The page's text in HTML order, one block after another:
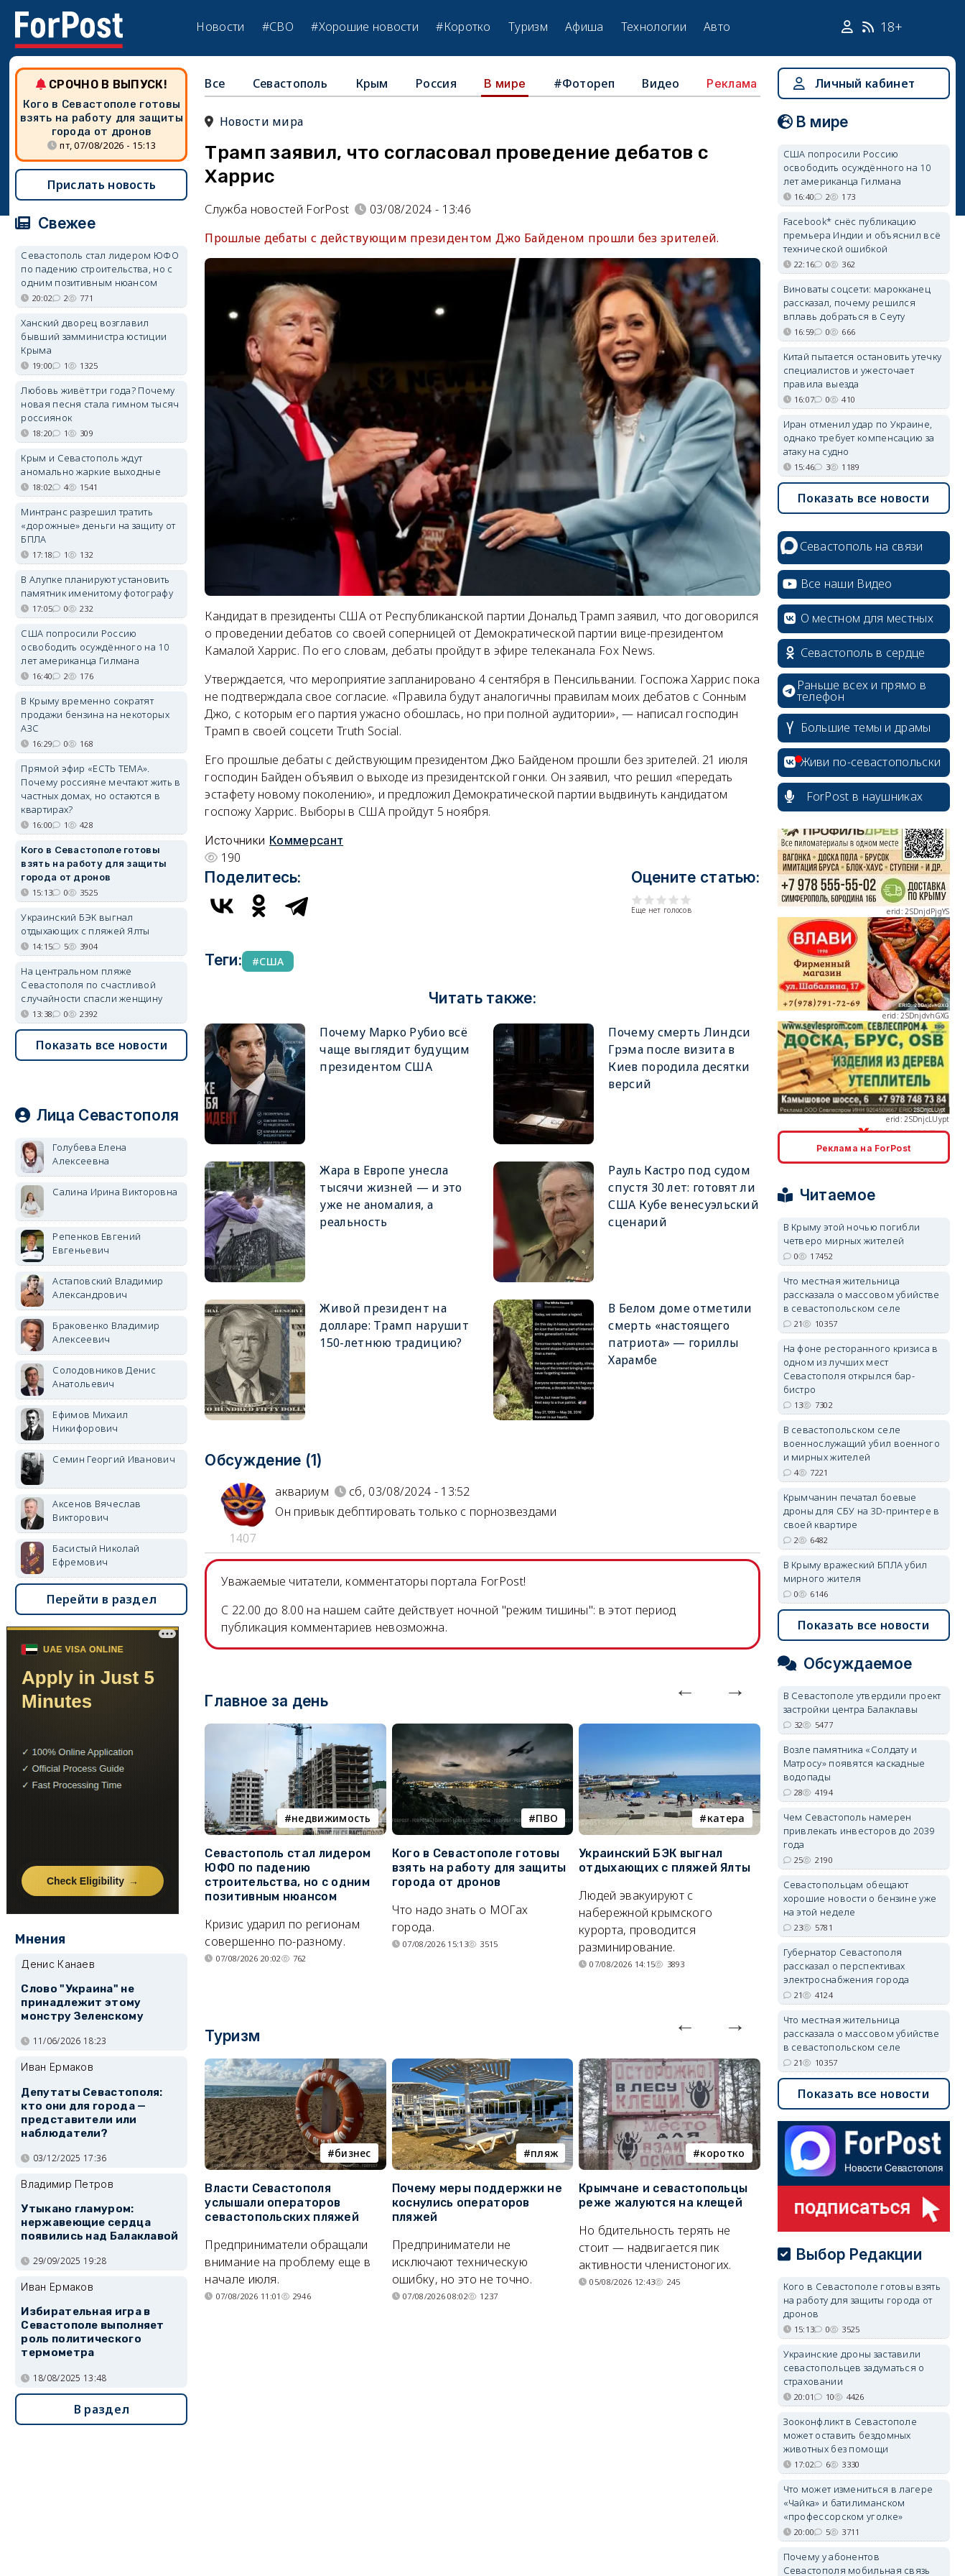
Новости #СВО #Хорошие новости #Коротко Туризм Афиша Технологии Авто 18+
Все Севастополь Крым Россия В мире #Фотореп Видео Реклама
Новости мира
Трамп заявил, что согласовал проведение дебатов с
Харрис
Служба новостей ForPost
03/08/2024 - 13:46
Прошлые дебаты с действующим президентом Джо Байденом прошли без зрителей.
Кандидат в президенты США от Республиканской партии Дональд Трамп заявил, что договорился
о проведении дебатов со своей соперницей от Демократической партии вице-президентом
Камалой Харрис. По его словам, дебаты пройдут в эфире телеканала Fox News.
Утверждается, что мероприятие запланировано 4 сентября в Пенсильвании. Госпожа Харрис пока
не подтверждала свое согласие. «Правила будут аналогичны правилам моих дебатов с Сонным
Джо, с которым его партия ужасно обошлась, но при полной аудитории», — написал господин
Трамп в своей соцсети Truth Social.
Его прошлые дебаты с действующим президентом Джо Байденом прошли без зрителей. 21 июля
господин Байден объявил о выходе из президентской гонки. Он заявил, что решил «передать
эстафету новому поколению», и предложил Демократической партии выдвинуть кандидатом
госпожу Харрис. Выборы в США пройдут 5 ноября.
Источники Коммерсант
190
Поделитесь: Оцените статью:
Еще нет голосов
Теги: США
Читать также:
Почему Марко Рубио всё
чаще выглядит будущим
президентом США
Почему смерть Линдси
Грэма после визита в
Киев породила десятки
версий
Жара в Европе унесла
тысячи жизней — и это
уже не аномалия, а
реальность
Рауль Кастро под судом
спустя 30 лет: готовят ли
США Кубе венесуэльский
сценарий
Живой президент на
долларе: Трамп нарушит
150-летнюю традицию?
В Белом доме отметили
смерть «настоящего
патриота» — гориллы
Харамбе
Обсуждение (1)
1407
аквариум
сб, 03/08/2024 - 13:52
Он привык дебптировать только с порнозвездами
Уважаемые читатели, комментаторы портала ForPost!
C 22.00 до 8.00 на нашем сайте действует ночной "режим тишины": в этот период
публикация комментариев невозможна.
Главное за день
недвижимость
Севастополь стал лидером
ЮФО по падению
строительства, но с одним
позитивным нюансом
Кризис ударил по регионам
совершенно по-разному.
07/08/2026 20:02 762
ПВО
Кого в Севастополе готовы
взять на работу для защиты
города от дронов
Что надо знать о МОГах
города.
07/08/2026 15:13 3515
катера
Украинский БЭК выгнал
отдыхающих с пляжей Ялты
Людей эвакуируют с
набережной крымского
курорта, проводится
разминирование.
07/08/2026 14:15 3893
электроснабжение
Губернатор Севастополя
рассказал о перспективах
электроснабжения города
Энергетики, подчеркнул он,
делают практически
невозможное.
07/08/2026 10:13
Туризм
бизнес
Власти Севастополя
услышали операторов
севастопольских пляжей
Предприниматели обращали
внимание на проблему еще в
начале июля.
07/08/2026 11:01 2946
пляж
Почему меры поддержки не
коснулись операторов
пляжей
Предприниматели не
исключают техническую
ошибку, но это не точно.
07/08/2026 08:02 1237
коротко
Крымчане и севастопольцы
реже жалуются на клещей
Но бдительность терять не
стоит — надвигается пик
активности членистоногих.
05/08/2026 12:43 245
Балаклава
В Севастополе утвердили
проект застройки центра
Балаклавы
Там появится туристический
квартал с отелями и
05/08/2026 08:01 5476
СРОЧНО В ВЫПУСК!
Кого в Севастополе готовы
взять на работу для защиты
города от дронов
пт, 07/08/2026 - 15:13
Прислать новость
Свежее
Севастополь стал лидером ЮФО
по падению строительства, но с
одним позитивным нюансом
20:02 2 771
Ханский дворец возглавил
бывший замминистра юстиции
Крыма
19:00 1 1325
Любовь живёт три года? Почему
новая песня стала гимном тысяч
россиянок
18:20 1 309
Крым и Севастополь ждут
аномально жаркие выходные
18:02 4 1541
Минтранс разрешил тратить
«дорожные» деньги на защиту от
БПЛА
17:18 1 132
В Алупке планируют установить
памятник именитому фотографу
17:05 0 232
США попросили Россию
освободить осуждённого на 10
лет американца Гилмана
16:40 2 176
В Крыму временно сократят
продажи бензина на некоторых
АЗС
16:29 0 168
Прямой эфир «ЕСТЬ ТЕМА».
Почему россияне мечтают жить в
частных домах, но остаются в
квартирах?
16:00 1 428
Кого в Севастополе готовы
взять на работу для защиты
города от дронов
15:13 0 3525
Украинский БЭК выгнал
отдыхающих с пляжей Ялты
14:15 5 3904
На центральном пляже
Севастополя по счастливой
случайности спасли женщину
13:38 0 2392
Показать все новости
Лица Севастополя
Голубева Елена
Алексеевна
Салина Ирина Викторовна
Репенков Евгений
Евгеньевич
Астаповский Владимир
Александрович
Браковенко Владимир
Алексеевич
Солодовников Денис
Анатольевич
Ефимов Михаил
Никифорович
Семин Георгий Иванович
Аксенов Вячеслав
Викторович
Басистый Николай
Ефремович
Перейти в раздел
Мнения
Денис Канаев
Слово "Украина" не
принадлежит этому
монстру Зеленскому
11/06/2026 18:23
Иван Ермаков
Депутаты Севастополя:
кто они для города —
представители или
наблюдатели?
03/12/2025 17:36
Владимир Петров
Утыкано гламуром:
нержавеющие сердца
появились над Балаклавой
29/09/2025 19:28
Иван Ермаков
Избирательная игра в
Севастополе выполняет
роль политического
термометра
18/08/2025 13:48
В раздел
Личный кабинет
В мире
США попросили Россию
освободить осуждённого на 10
лет американца Гилмана
16:40 2 173
Facebook* снёс публикацию
премьера Индии и объяснил всё
технической ошибкой
22:16 0 362
Виноваты соцсети: марокканец
рассказал, почему решился
вплавь добраться в Сеуту
16:59 0 666
Китай пытается остановить утечку
специалистов и ужесточает
правила выезда
16:07 0 410
Иран отменил удар по Украине,
однако требует компенсацию за
атаку на судно
15:46 3 1189
Показать все новости
Севастополь на связи
Все наши Видео
О местном для местных
Севастополь в сердце
Раньше всех и прямо в
телефон
Большие темы и драмы
Живи по-севастопольски
ForPost в наушниках
erid: 2SDnjcrDNw6
erid: 2SDnjdPjgYS
erid: 2SDnjdvhGXG
erid: 2SDnjcLUypt
erid: 2SDnjcrDNw6
erid: 2SDnjdPjgYS
erid: 2SDnjdvhGXG
Реклама на ForPost
Читаемое
В Крыму этой ночью погибли
четверо мирных жителей
0 17452
Что местная жительница
рассказала о массовом убийстве
в севастопольском селе
21 10357
На фоне ресторанного кризиса в
одном из лучших мест
Севастополя открылся бар-
бистро
13 7302
В севастопольском селе
военнослужащий убил военного
и мирных жителей
4 7221
Крымчанин печатал боевые
дроны для СБУ на 3D-принтере в
своей квартире
2 6482
В Крыму вражеский БПЛА убил
мирного жителя
0 6146
Показать все новости
Обсуждаемое
В Севастополе утвердили проект
застройки центра Балаклавы
32 5477
Возле памятника «Солдату и
Матросу» появятся каскадные
водопады
28 4194
Чем Севастополь намерен
привлекать инвесторов до 2039
года
25 2190
Севастопольцам обещают
хорошие новости о бензине уже
на этой неделе
23 5781
Губернатор Севастополя
рассказал о перспективах
электроснабжения города
21 4124
Что местная жительница
рассказала о массовом убийстве
в севастопольском селе
21 10357
Показать все новости
Выбор Редакции
Кого в Севастополе готовы взять
на работу для защиты города от
дронов
15:13 0 3525
Украинские дроны заставили
севастопольцев задуматься о
страховании
20:01 10 4426
Зооконфликт в Севастополе
может оставить бездомных
животных без помощи
17:02 6 3330
Что может измениться в лагере
«Чайка» и батилиманском
«профессорском уголке»
20:00 5 3711
Почему у абонентов
Севастополя мобильная связь